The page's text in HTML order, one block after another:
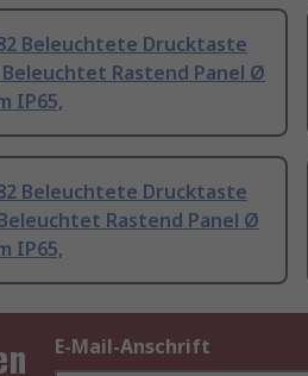
Beleuchtete Drucktaste
Beleuchtet Rastend Panel Ø
IP65,
Beleuchtete Drucktaste
Rastend Panel Ø
IP65,
E-Mail-Anschrift